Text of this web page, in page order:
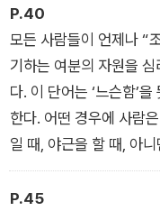
P.40
모든 사람들이 언제나 “
기하는 여분의 자원을
다. 이 단어는 ‘느슨함’
한다. 어떤 경우에 사람
일 때, 야근을 할 때, 아
우를 생각해볼 수 있다.
계속되면 생산성과 효율
P.45